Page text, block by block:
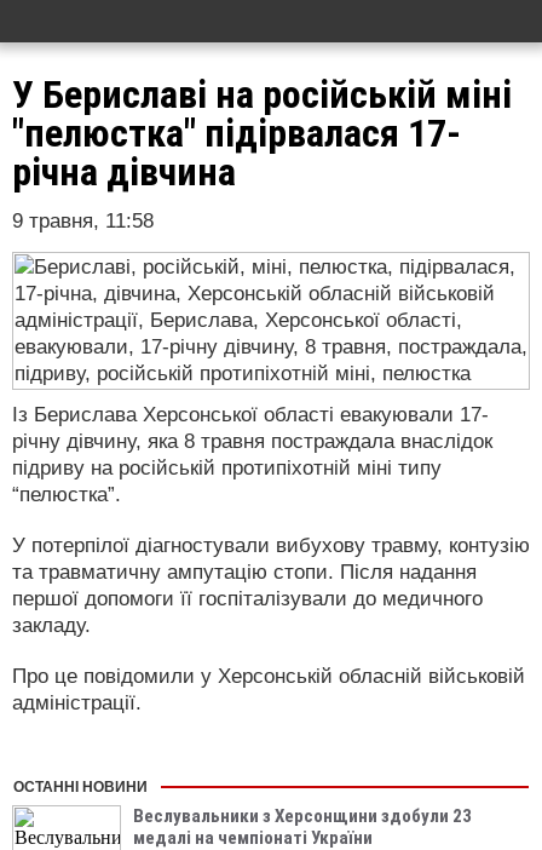
У Бериславі на російській міні
"пелюстка" підірвалася 17-
річна дівчина
9 травня, 11:58
Із Берислава Херсонської області евакуювали 17-
річну дівчину, яка 8 травня постраждала внаслідок
підриву на російській протипіхотній міні типу
“пелюстка”.
У потерпілої діагностували вибухову травму, контузію
та травматичну ампутацію стопи. Після надання
першої допомоги її госпіталізували до медичного
закладу.
Про це повідомили у Херсонській обласній військовій
адміністрації.
ОСТАННІ НОВИНИ
Веслувальники з Херсонщини здобули 23
медалі на чемпіонаті України